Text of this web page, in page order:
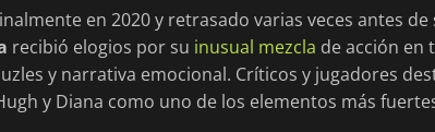
en 2020 y retrasado varias veces antes
recibió elogios por su inusual mezcla de acción en
y narrativa emocional. Críticos y jugadores
y Diana como uno de los elementos más